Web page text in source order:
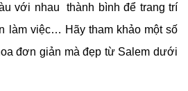
với nhau thành bình để trang trí
làm việc… Hãy tham khảo một số
đơn giản mà đẹp từ Salem dưới